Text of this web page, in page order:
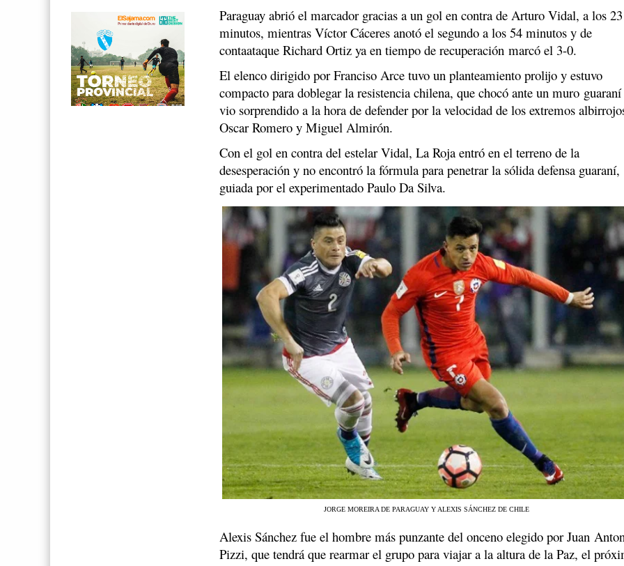
Paraguay abrió el marcador gracias a un gol en contra de Arturo Vidal, a los 23
minutos, mientras Víctor Cáceres anotó el segundo a los 54 minutos y de
contaataque Richard Ortiz ya en tiempo de recuperación marcó el 3-0.
El elenco dirigido por Franciso Arce tuvo un planteamiento prolijo y estuvo
compacto para doblegar la resistencia chilena, que chocó ante un muro
vio sorprendido a la hora de defender por la velocidad de los extremos
Oscar Romero y Miguel Almirón.
Con el gol en contra del estelar Vidal, La Roja entró en el terreno de la
desesperación y no encontró la fórmula para penetrar la sólida defensa guaraní,
guiada por el experimentado Paulo Da Silva.
JORGE MOREIRA DE PARAGUAY Y ALEXIS SÁNCHEZ DE CHILE
Alexis Sánchez fue el hombre más punzante del onceno elegido por Juan
Pizzi, que tendrá que rearmar el grupo para viajar a la altura de la Paz, el